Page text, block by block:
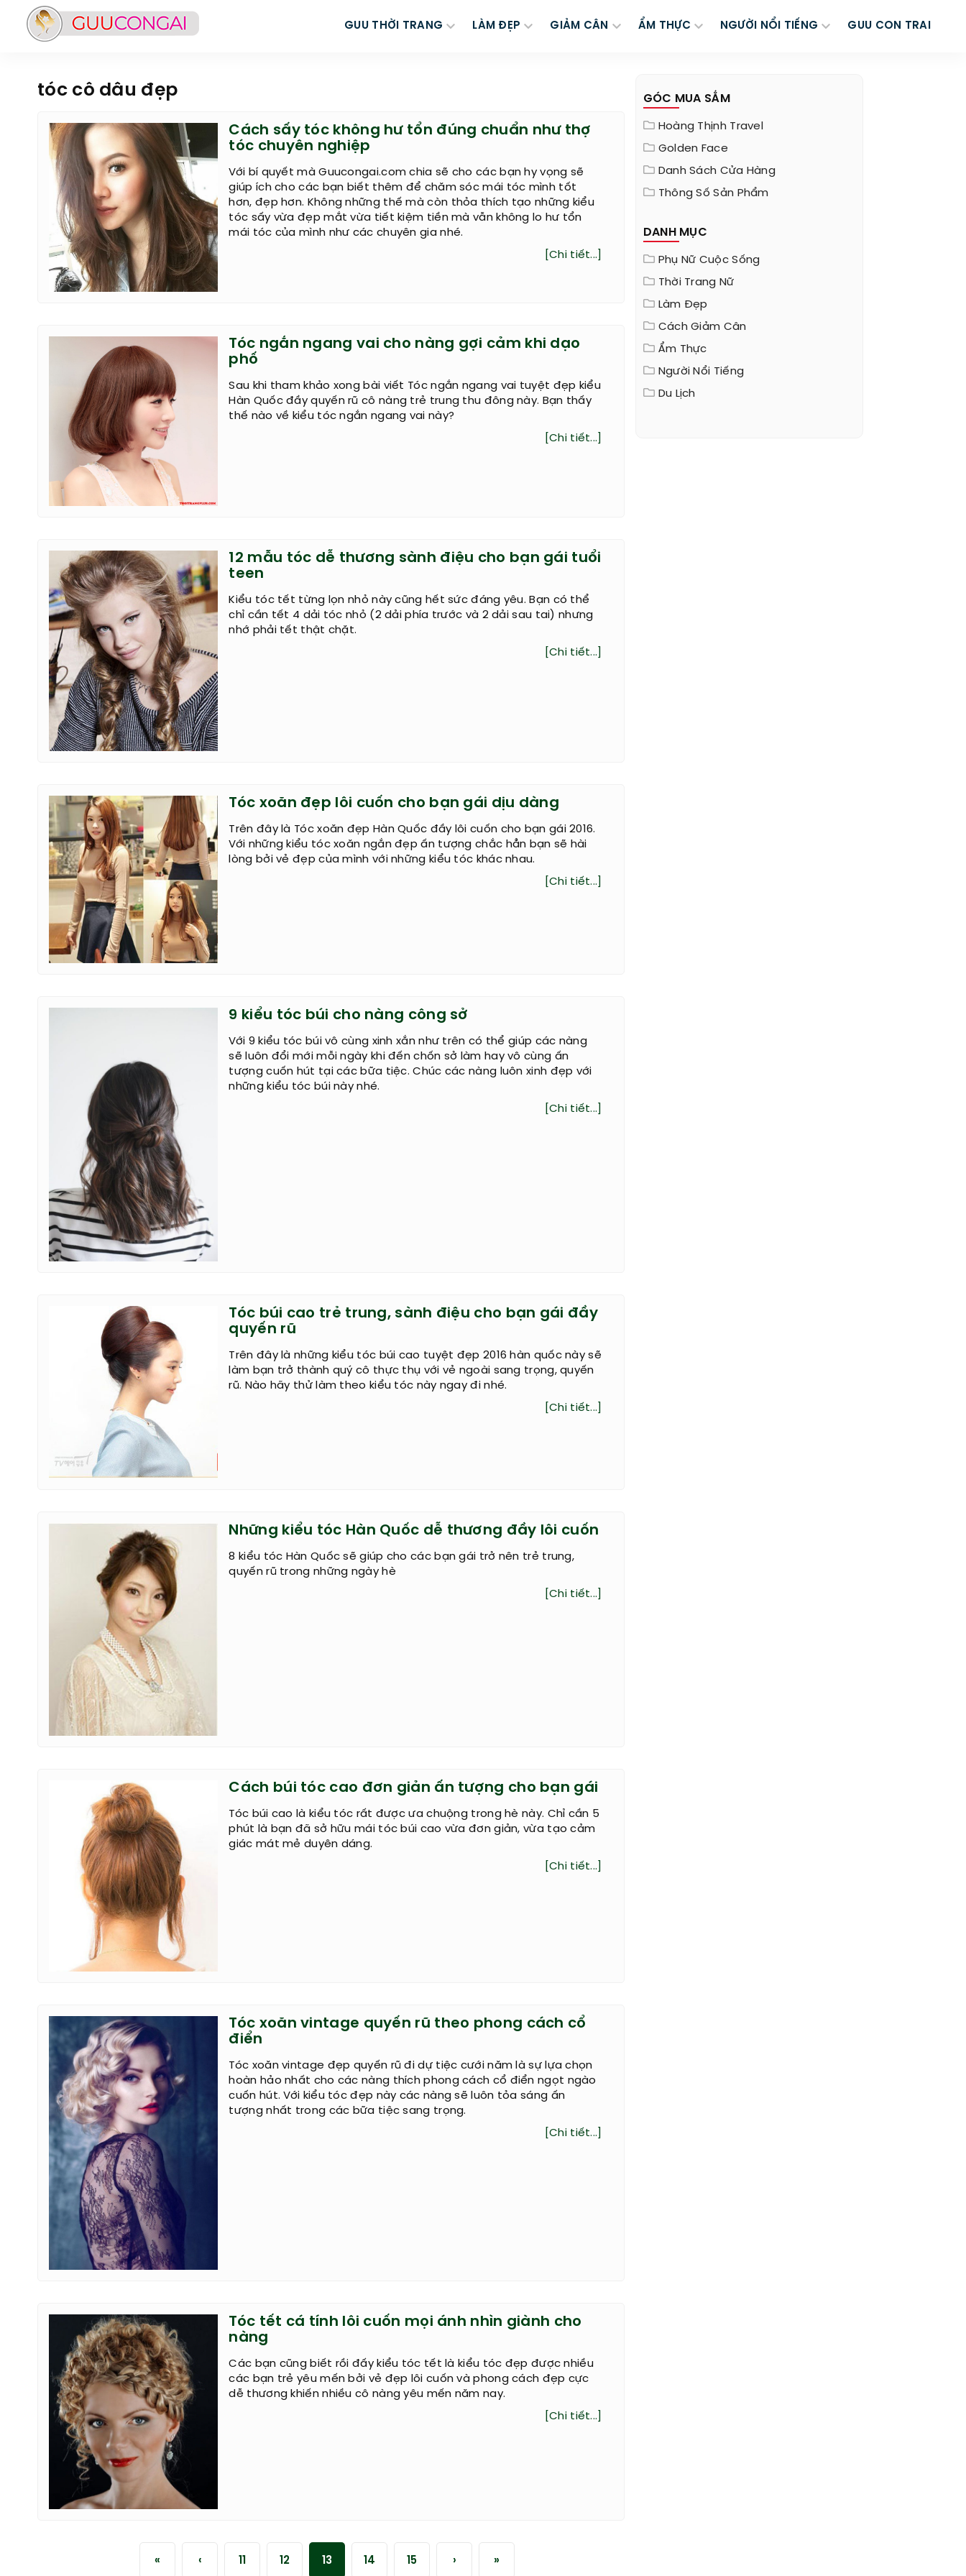
GUU THỜI TRANG LÀM ĐẸP GIẢM CÂN ẨM THỰC NGƯỜI NỔI TIẾNG GUU CON TRAI
tóc cô dâu đẹp
Cách sấy tóc không hư tổn đúng chuẩn như thợ
tóc chuyên nghiệp
Với bí quyết mà Guucongai.com chia sẽ cho các bạn hy vọng sẽ
giúp ích cho các bạn biết thêm để chăm sóc mái tóc mình tốt
hơn, đẹp hơn. Không những thế mà còn thỏa thích tạo những kiểu
tóc sấy vừa đẹp mắt vừa tiết kiệm tiền mà vẫn không lo hư tổn
mái tóc của mình như các chuyên gia nhé.
[Chi tiết...]
Tóc ngắn ngang vai cho nàng gợi cảm khi dạo
phố
Sau khi tham khảo xong bài viết Tóc ngắn ngang vai tuyệt đẹp kiểu
Hàn Quốc đầy quyến rũ cô nàng trẻ trung thu đông này. Bạn thấy
thế nào về kiểu tóc ngắn ngang vai này?
[Chi tiết...]
12 mẫu tóc dễ thương sành điệu cho bạn gái tuổi
teen
Kiểu tóc tết từng lọn nhỏ này cũng hết sức đáng yêu. Bạn có thể
chỉ cần tết 4 dải tóc nhỏ (2 dải phía trước và 2 dải sau tai) nhưng
nhớ phải tết thật chặt.
[Chi tiết...]
Tóc xoăn đẹp lôi cuốn cho bạn gái dịu dàng
Trên đây là Tóc xoăn đẹp Hàn Quốc đầy lôi cuốn cho bạn gái 2016.
Với những kiểu tóc xoăn ngắn đẹp ấn tượng chắc hẳn bạn sẽ hài
lòng bởi vẻ đẹp của mình với những kiểu tóc khác nhau.
[Chi tiết...]
9 kiểu tóc búi cho nàng công sở
Với 9 kiểu tóc búi vô cùng xinh xắn như trên có thể giúp các nàng
sẽ luôn đổi mới mỗi ngày khi đến chốn sở làm hay vô cùng ấn
tượng cuốn hút tại các bữa tiệc. Chúc các nàng luôn xinh đẹp với
những kiểu tóc búi này nhé.
[Chi tiết...]
Tóc búi cao trẻ trung, sành điệu cho bạn gái đầy
quyến rũ
Trên đây là những kiểu tóc búi cao tuyệt đẹp 2016 hàn quốc này sẽ
làm bạn trở thành quý cô thực thụ với vẻ ngoài sang trọng, quyến
rũ. Nào hãy thử làm theo kiểu tóc này ngay đi nhé.
[Chi tiết...]
Những kiểu tóc Hàn Quốc dễ thương đầy lôi cuốn
8 kiểu tóc Hàn Quốc sẽ giúp cho các bạn gái trở nên trẻ trung,
quyến rũ trong những ngày hè
[Chi tiết...]
Cách búi tóc cao đơn giản ấn tượng cho bạn gái
Tóc búi cao là kiểu tóc rất được ưa chuộng trong hè này. Chỉ cần 5
phút là bạn đã sở hữu mái tóc búi cao vừa đơn giản, vừa tạo cảm
giác mát mẻ duyên dáng.
[Chi tiết...]
Tóc xoăn vintage quyến rũ theo phong cách cổ
điển
Tóc xoăn vintage đẹp quyến rũ đi dự tiệc cưới năm là sự lựa chọn
hoàn hảo nhất cho các nàng thích phong cách cổ điển ngọt ngào
cuốn hút. Với kiểu tóc đẹp này các nàng sẽ luôn tỏa sáng ấn
tượng nhất trong các bữa tiệc sang trọng.
[Chi tiết...]
Tóc tết cá tính lôi cuốn mọi ánh nhìn giành cho
nàng
Các bạn cũng biết rồi đấy kiểu tóc tết là kiểu tóc đẹp được nhiều
các bạn trẻ yêu mến bởi vẻ đẹp lôi cuốn và phong cách đẹp cực
dễ thương khiến nhiều cô nàng yêu mến năm nay.
[Chi tiết...]
« ‹ 11 12 13 14 15 › »
GÓC MUA SẮM
Hoàng Thịnh Travel
Golden Face
Danh Sách Cửa Hàng
Thông Số Sản Phẩm
DANH MỤC
Phụ Nữ Cuộc Sống
Thời Trang Nữ
Làm Đẹp
Cách Giảm Cân
Ẩm Thực
Người Nổi Tiếng
Du Lịch